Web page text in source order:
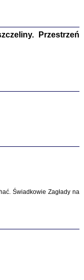
opatrzyłaMarta Janczewska
Przestrzeń
Świadkowie Zagłady na